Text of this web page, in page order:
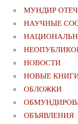
МУНДИР
НАУЧНЫЕ
НОВОСТИ
НОВЫЕ
ОБЛОЖКИ
ОБЪЯВЛЕНИЯ